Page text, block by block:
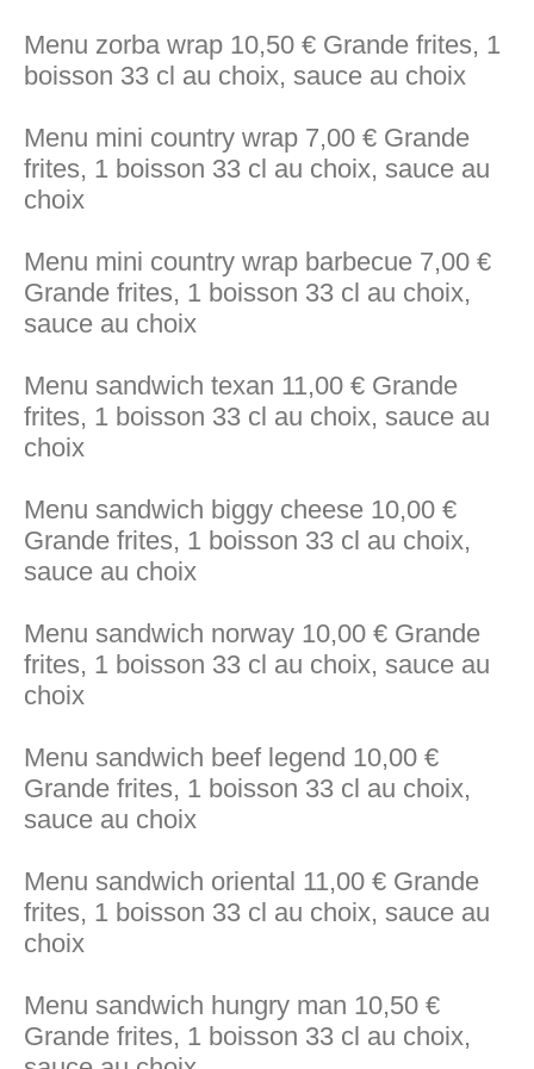
Menu zorba wrap 10,50 € Grande frites, 1
boisson 33 cl au choix, sauce au choix
Menu mini country wrap 7,00 € Grande
frites, 1 boisson 33 cl au choix, sauce au
choix
Menu mini country wrap barbecue 7,00 €
Grande frites, 1 boisson 33 cl au choix,
sauce au choix
Menu sandwich texan 11,00 € Grande
frites, 1 boisson 33 cl au choix, sauce au
choix
Menu sandwich biggy cheese 10,00 €
Grande frites, 1 boisson 33 cl au choix,
sauce au choix
Menu sandwich norway 10,00 € Grande
frites, 1 boisson 33 cl au choix, sauce au
choix
Menu sandwich beef legend 10,00 €
Grande frites, 1 boisson 33 cl au choix,
sauce au choix
Menu sandwich oriental 11,00 € Grande
frites, 1 boisson 33 cl au choix, sauce au
choix
Menu sandwich hungry man 10,50 €
Grande frites, 1 boisson 33 cl au choix,